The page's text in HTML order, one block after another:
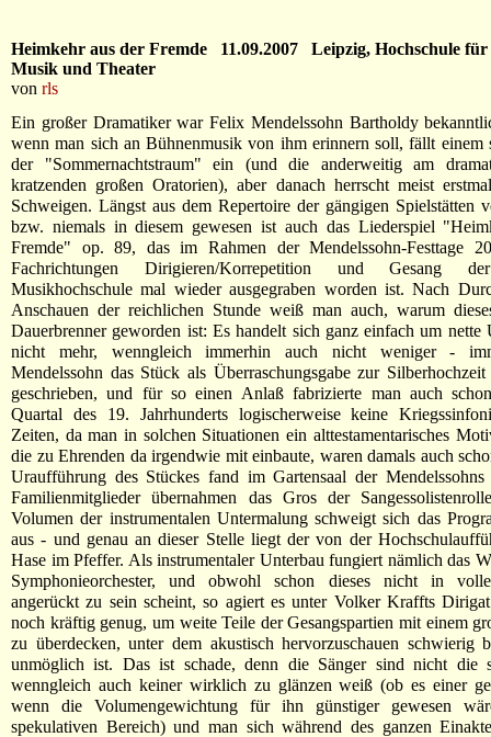
Heimkehr aus der Fremde 11.09.2007 Leipzig, Hochschule für
Musik und Theater
von rls
Ein großer Dramatiker war Felix Mendelssohn Bartholdy
wenn man sich an Bühnenmusik von ihm erinnern soll, fällt einem
der "Sommernachtstraum" ein (und die anderweitig am
kratzenden großen Oratorien), aber danach herrscht meist
Schweigen. Längst aus dem Repertoire der gängigen Spielstätten
bzw. niemals in diesem gewesen ist auch das Liederspiel
Fremde" op. 89, das im Rahmen der Mendelssohn-Festtage
Fachrichtungen Dirigieren/Korrepetition und Gesang
Musikhochschule mal wieder ausgegraben worden ist. Nach
Anschauen der reichlichen Stunde weiß man auch, warum
Dauerbrenner geworden ist: Es handelt sich ganz einfach um nette
nicht mehr, wenngleich immerhin auch nicht weniger -
Mendelssohn das Stück als Überraschungsgabe zur
geschrieben, und für so einen Anlaß fabrizierte man auch
Quartal des 19. Jahrhunderts logischerweise keine
Zeiten, da man in solchen Situationen ein alttestamentarisches
die zu Ehrenden da irgendwie mit einbaute, waren damals auch
Uraufführung des Stückes fand im Gartensaal der Mendelssohns
Familienmitglieder übernahmen das Gros der
Volumen der instrumentalen Untermalung schweigt sich das
aus - und genau an dieser Stelle liegt der von der
Hase im Pfeffer. Als instrumentaler Unterbau fungiert nämlich das
Symphonieorchester, und obwohl schon dieses nicht in
angerückt zu sein scheint, so agiert es unter Volker Kraffts
noch kräftig genug, um weite Teile der Gesangspartien mit einem
zu überdecken, unter dem akustisch hervorzuschauen schwierig
unmöglich ist. Das ist schade, denn die Sänger sind nicht die
wenngleich auch keiner wirklich zu glänzen weiß (ob es einer
wenn die Volumengewichtung für ihn günstiger gewesen
spekulativen Bereich) und man sich während des ganzen